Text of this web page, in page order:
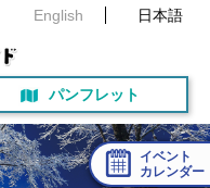
English 日本語
パンフレット
イベント
カレンダー